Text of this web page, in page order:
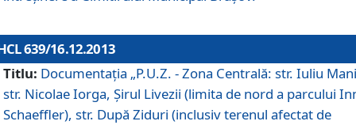
639/16.12.2013
Titlu: Documentaţia „P.U.Z. - Zona Centrală: str. Iuliu
str. Nicolae Iorga, Şirul Livezii (limita de nord a parcului
Schaeffler), str. După Ziduri (inclusiv terenul afectat de